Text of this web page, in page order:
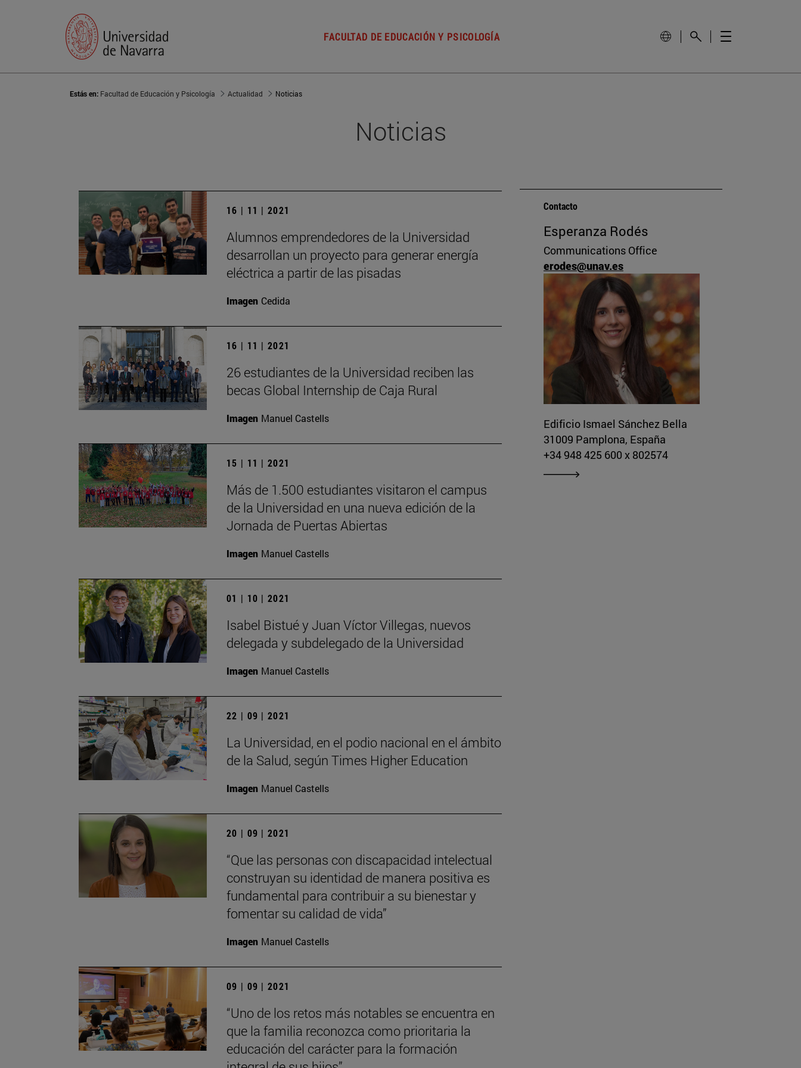
FACULTAD DE EDUCACIÓN Y PSICOLOGÍA
Estás en: Facultad de Educación y Psicología Actualidad Noticias
Noticias
16 | 11 | 2021
Alumnos emprendedores de la Universidad
desarrollan un proyecto para generar energía
eléctrica a partir de las pisadas
Imagen Cedida
16 | 11 | 2021
26 estudiantes de la Universidad reciben las
becas Global Internship de Caja Rural
Imagen Manuel Castells
15 | 11 | 2021
Más de 1.500 estudiantes visitaron el campus
de la Universidad en una nueva edición de la
Jornada de Puertas Abiertas
Imagen Manuel Castells
01 | 10 | 2021
Isabel Bistué y Juan Víctor Villegas, nuevos
delegada y subdelegado de la Universidad
Imagen Manuel Castells
22 | 09 | 2021
La Universidad, en el podio nacional en el ámbito
de la Salud, según Times Higher Education
Imagen Manuel Castells
20 | 09 | 2021
“Que las personas con discapacidad intelectual
construyan su identidad de manera positiva es
fundamental para contribuir a su bienestar y
fomentar su calidad de vida”
Imagen Manuel Castells
09 | 09 | 2021
“Uno de los retos más notables se encuentra en
que la familia reconozca como prioritaria la
educación del carácter para la formación
Contacto
Esperanza Rodés
Communications Office
erodes@unav.es
Edificio Ismael Sánchez Bella
31009 Pamplona, España
+34 948 425 600 x 802574